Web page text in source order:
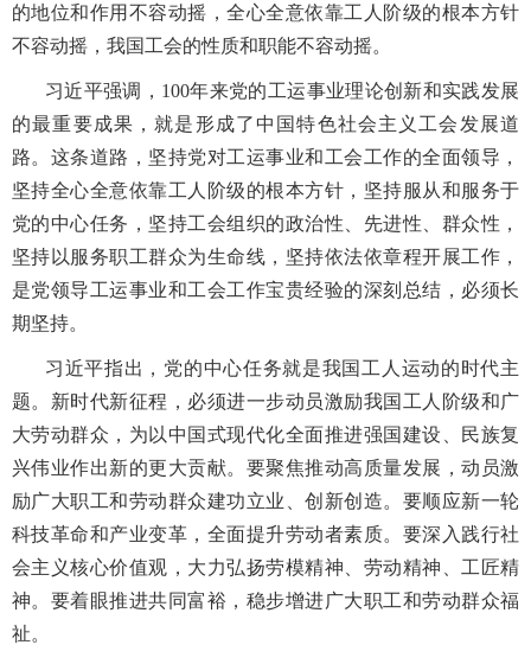
的地位和作用不容动摇，全心全意依靠工人阶级的根本方针
不容动摇，我国工会的性质和职能不容动摇。
习近平强调， 100年来党的工运事业理论创新和实践发展
的最重要成果，就是形成了中国特色社会主义工会发展道
路。这条道路，坚持党对工运事业和工会工作的全面领导，
坚持全心全意依靠工人阶级的根本方针，坚持服从和服务于
党的中心任务，坚持工会组织的政治性、先进性、群众性，
坚持以服务职工群众为生命线，坚持依法依章程开展工作，
是党领导工运事业和工会工作宝贵经验的深刻总结，必须长
期坚持。
习近平指出，党的中心任务就是我国工人运动的时代主
题。新时代新征程，必须进一步动员激励我国工人阶级和广
大劳动群众，为以中国式现代化全面推进强国建设、民族复
兴伟业作出新的更大贡献。要聚焦推动高质量发展，动员激
励广大职工和劳动群众建功立业、创新创造。要顺应新一轮
科技革命和产业变革，全面提升劳动者素质。要深入践行社
会主义核心价值观，大力弘扬劳模精神、劳动精神、工匠精
神。要着眼推进共同富裕，稳步增进广大职工和劳动群众福
祉。